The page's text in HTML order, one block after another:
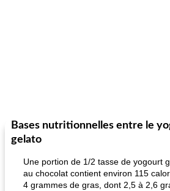
Bases nutritionnelles entre le
gelato
Une portion de 1/2 tasse de yogourt
au chocolat contient environ 115
4 grammes de gras, dont 2,5 à 2,6